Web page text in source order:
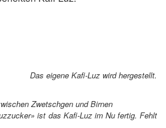
Das eigene Kafi-Luz wird hergestellt.
Zwetschgen und Birnen
ist das Kafi-Luz im Nu fertig. Fehlt